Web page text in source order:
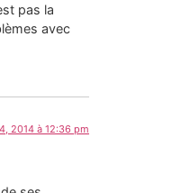
pas la
avec
2014 à 12:36 pm